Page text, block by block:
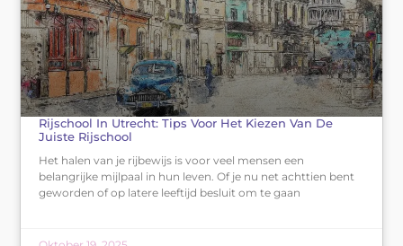
Rijschool In Utrecht: Tips Voor Het Kiezen Van De
Juiste Rijschool
Het halen van je rijbewijs is voor veel mensen een
belangrijke mijlpaal in hun leven. Of je nu net achttien bent
geworden of op latere leeftijd besluit om te gaan